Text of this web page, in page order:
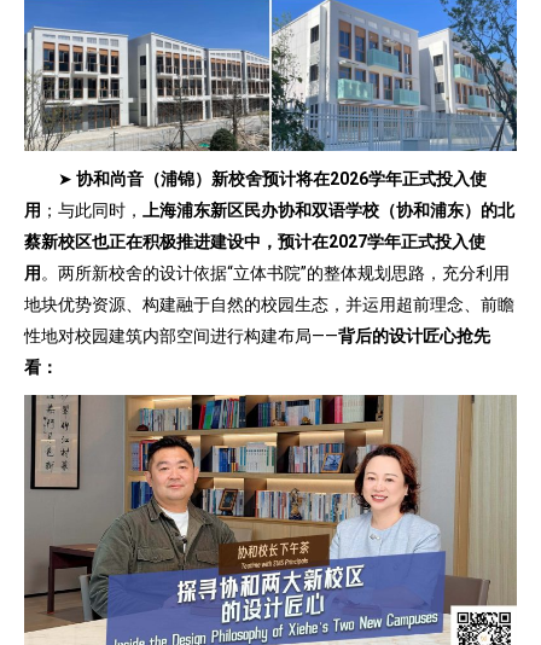
➤ 协和尚音（浦锦）新校舍预计将在2026学年正式投入使
用 ；与此同时，
上海浦东新区民办协和双语学校（协和浦东）的北
蔡新校区也正在积极推进建设中，预计在2027学年正式投入使
用 。两所新校舍的设计依据“立体书院”的整体规划思路，充分利用
地块优势资源、构建融于自然的校园生态，并运用超前理念、前瞻
性地对校园建筑内部空间进行构建布局——背后的设计匠心抢先
看：